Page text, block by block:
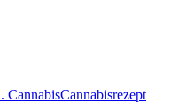
CannabisCannabisrezept